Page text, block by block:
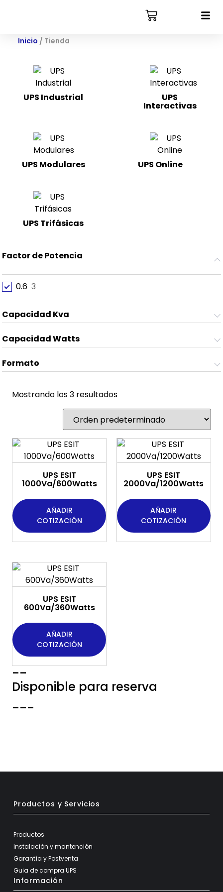
Inicio / Tienda
UPS Industrial UPS
Interactivas
UPS Modulares UPS Online
UPS Trifásicas
Factor de Potencia
0.6 3
Capacidad Kva
Capacidad Watts
Formato
Mostrando los 3 resultados
UPS ESIT
1000Va/600Watts
AÑADIR
COTIZACIÓN
UPS ESIT
2000Va/1200Watts
AÑADIR
COTIZACIÓN
UPS ESIT
600Va/360Watts
AÑADIR
COTIZACIÓN
--
Disponible para reserva
---
Productos y Servicios
Productos
Instalación y mantención
Garantía y Postventa
Guia de compra UPS
Información